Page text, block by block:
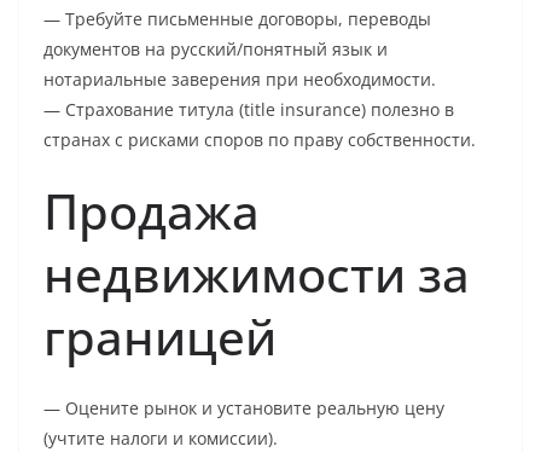
— Требуйте письменные договоры, переводы
документов на русский/понятный язык и
нотариальные заверения при необходимости.
— Страхование титула (title insurance) полезно в
странах с рисками споров по праву собственности.
Продажа
недвижимости за
границей
— Оцените рынок и установите реальную цену
(учтите налоги и комиссии).